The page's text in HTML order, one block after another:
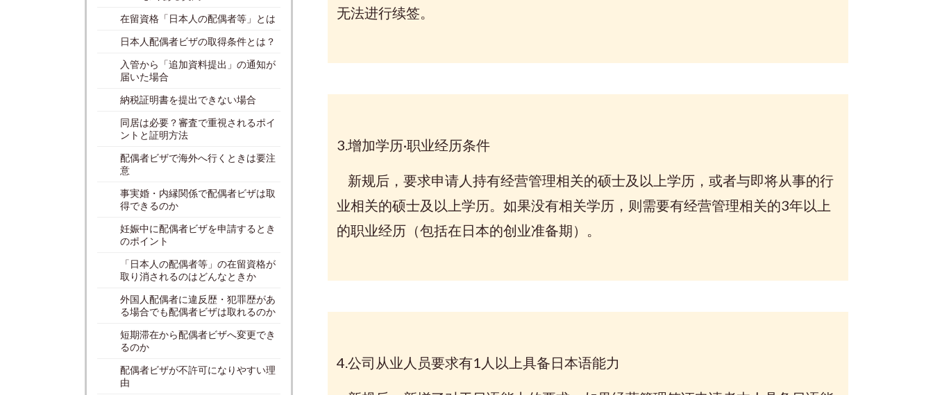
无法进行续签。
3.增加学历·职业经历条件
新规后，要求申请人持有经营管理相关的硕士及以上学历，或者与即将从事的行
业相关的硕士及以上学历。如果没有相关学历，则需要有经营管理相关的3年以上
的职业经历（包括在日本的创业准备期）。
4.公司从业人员要求有1人以上具备日本语能力
在留資格「日本人の配偶者等」とは
日本人配偶者ビザの取得条件とは？
入管から「追加資料提出」の通知が
届いた場合
納税証明書を提出できない場合
同居は必要？審査で重視されるポイ
ントと証明方法
配偶者ビザで海外へ行くときは要注
意
事実婚・内縁関係で配偶者ビザは取
得できるのか
妊娠中に配偶者ビザを申請するとき
のポイント
「日本人の配偶者等」の在留資格が
取り消されるのはどんなときか
外国人配偶者に違反歴・犯罪歴があ
る場合でも配偶者ビザは取れるのか
短期滞在から配偶者ビザへ変更でき
るのか
配偶者ビザが不許可になりやすい理
由